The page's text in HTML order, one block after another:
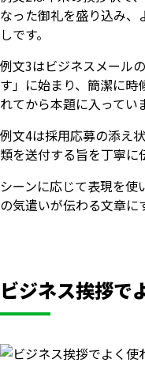
なった御礼を盛り込み、
しです。
例文3はビジネスメール
す」に始まり、簡潔に
れてから本題に入ってい
例文4は採用応募の添え
類を送付する旨を丁寧に
シーンに応じて表現を使
の気遣いが伝わる文章に
ビジネス挨拶で